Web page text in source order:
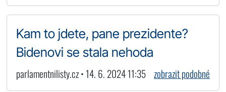
Kam to jdete, pane prezidente?
Bidenovi se stala nehoda
parlamentnilisty.cz • 14. 6. 2024 11:35 zobrazit podobné